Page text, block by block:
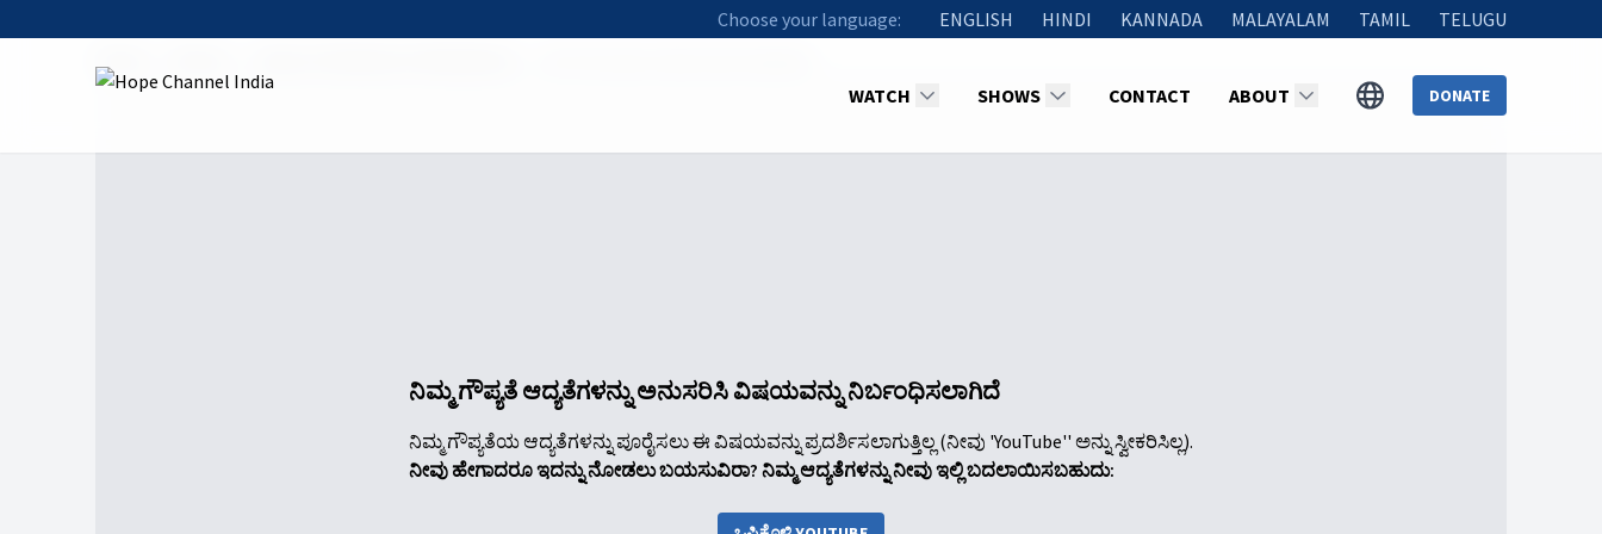
Choose your language: ENGLISH HINDI KANNADA MALAYALAM TAMIL TELUGU
WATCH SHOWS CONTACT ABOUT DONATE
ನಿಮ್ಮ ಗೌಪ್ಯತೆ ಆದ್ಯತೆಗಳನ್ನು ಅನುಸರಿಸಿ ವಿಷಯವನ್ನು ನಿರ್ಬಂಧಿಸಲಾಗಿದೆ
ನಿಮ್ಮ ಗೌಪ್ಯತೆಯ ಆದ್ಯತೆಗಳನ್ನು ಪೂರೈಸಲು ಈ ವಿಷಯವನ್ನು ಪ್ರದರ್ಶಿಸಲಾಗುತ್ತಿಲ್ಲ (ನೀವು 'YouTube'' ಅನ್ನು ಸ್ವೀಕರಿಸಿಲ್ಲ).
ನೀವು ಹೇಗಾದರೂ ಇದನ್ನು ನೋಡಲು ಬಯಸುವಿರಾ? ನಿಮ್ಮ ಆದ್ಯತೆಗಳನ್ನು ನೀವು ಇಲ್ಲಿ ಬದಲಾಯಿಸಬಹುದು: